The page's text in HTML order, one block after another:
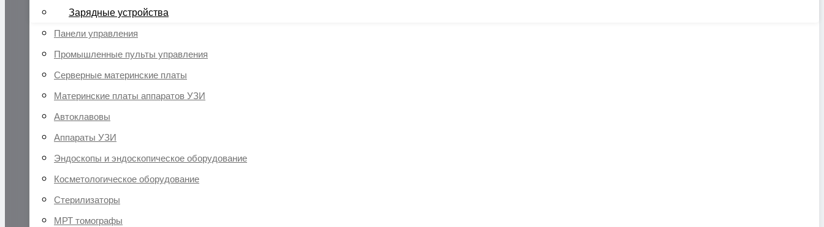
Зарядные устройства
Панели управления
Промышленные пульты управления
Серверные материнские платы
Материнские платы аппаратов УЗИ
Автоклавовы
Аппараты УЗИ
Эндоскопы и эндоскопическое оборудование
Косметологическое оборудование
Стерилизаторы
МРТ томографы